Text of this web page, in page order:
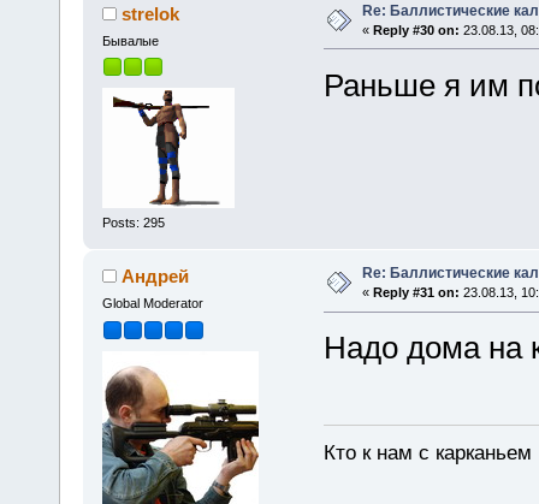
strelok
Бывалые
Posts: 295
Re: Баллистические
« Reply #30 on: 23.08.13,
Раньше я им
Андрей
Global Moderator
Re: Баллистические
« Reply #31 on: 23.08.13,
Надо дома на
Кто к нам с